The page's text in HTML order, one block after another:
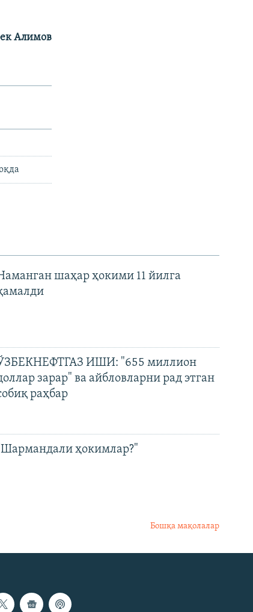
Алимов
шаҳар ҳокими 11 йилга
ИШИ: "655 миллион
зарар" ва айбловларни рад этган
раҳбар
ҳокимлар?"
Бошқа мақолалар